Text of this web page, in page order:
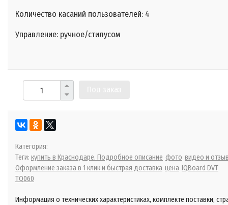
Количество касаний пользователей: 4
Управление: ручное/стилусом
Категория:
Теги: купить в Краснодаре. Подробное описание фото видео и
Оформление заказа в 1 клик и быстрая доставка цена IQBoard DVT
TQ060
Информация о технических характеристиках, комплекте поставки,